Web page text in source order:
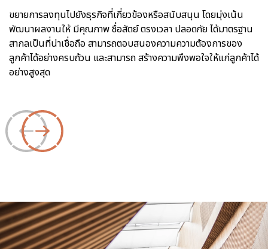
ขยายการลงทุนไปยังธุรกิจที่เกี่ยวข้องหรือสนับสนุน โดยมุ่งเน้น
พัฒนาผลงานให้ มีคุณภาพ ซื่อสัตย์ ตรงเวลา ปลอดภัย ได้มาตรฐาน
สากลเป็นที่น่าเชื่อถือ สามารถตอบสนองความความต้องการของ
ลูกค้าได้อย่างครบถ้วน และสามารถ สร้างความพึงพอใจให้แก่ลูกค้าได้
อย่างสูงสุด